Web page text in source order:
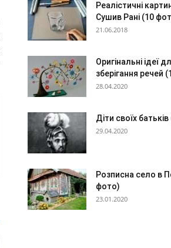
Реалістичні
Сушив Рані (10
21.06.2018
Оригінальні ідеї
зберігання речей
28.04.2020
Діти своїх
29.04.2020
Розписна село в
фото)
23.01.2020